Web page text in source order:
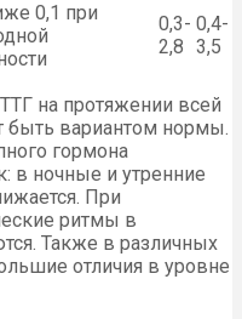
0,1 при
0,3-
2,8
0,4-
3,5
на протяжении всей
быть вариантом нормы.
гормона
в ночные и утренние
При
ритмы в
Также в различных
отличия в уровне